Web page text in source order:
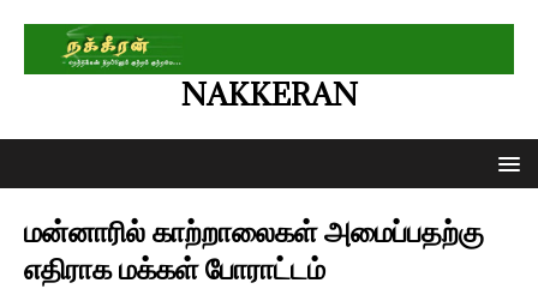
NAKKERAN
மன்னாரில் காற்றாலைகள் அமைப்பதற்கு
எதிராக மக்கள் போராட்டம்